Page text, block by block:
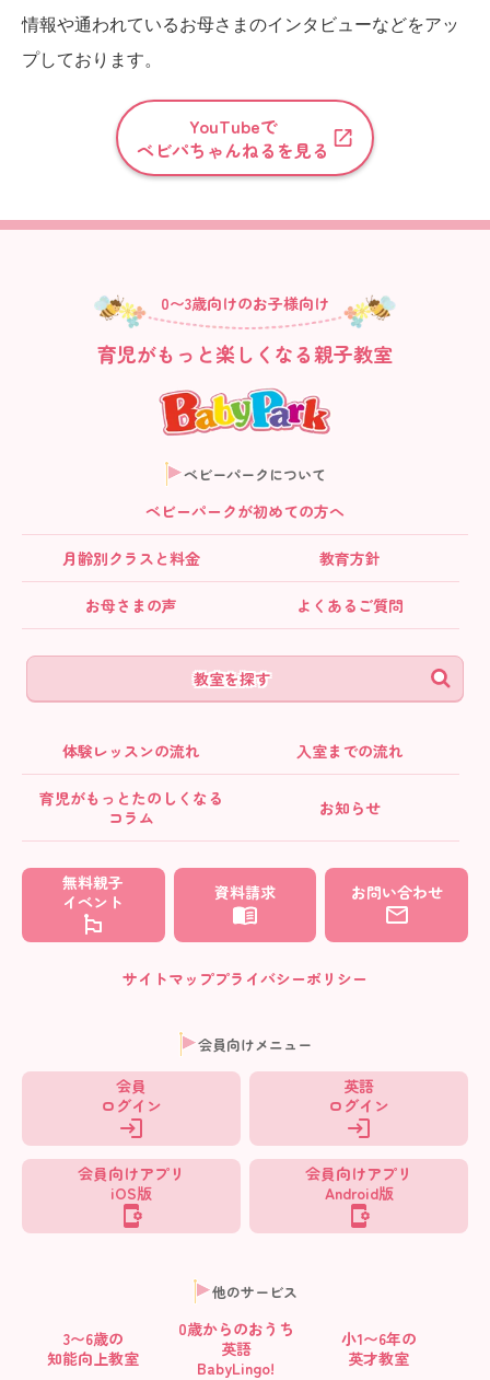
情報や通われているお母さまのインタビューなどをアッ
プしております。
YouTubeで
ベビパちゃんねるを見る
0〜3歳向けのお子様向け
育児がもっと楽しくなる親子教室
ベビーパークについて
ベビーパークが初めての方へ
月齢別クラス と料金 教育方針
お母さまの声 よくあるご質問
教室を探す
体験レッスンの流れ 入室までの流れ
育児がもっとたのしくなる
コラム
お知らせ
無料親子
イベント
資料請求 お問い合わせ
サイトマッププライバシーポリシー
会員向けメニュー
会員
ログイン
英語
ログイン
会員向けアプリ
iOS版
会員向けアプリ
Android版
他のサービス
3〜6歳の
知能向上教室
0歳からのおうち
英語
BabyLingo!
小1〜6年の
英才教室